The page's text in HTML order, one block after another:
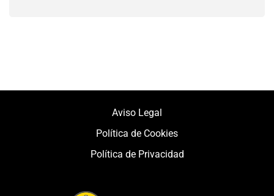
Aviso Legal
Política de Cookies
Política de Privacidad